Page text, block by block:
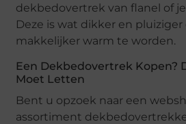
dekbedovertrek van flanel of
Deze is wat dikker en
makkelijker warm te worden.
Een Dekbedovertrek Kopen?
Moet Letten
Bent u opzoek naar een
assortiment